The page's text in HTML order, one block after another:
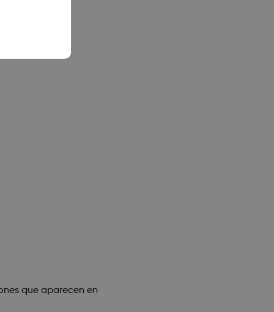
que aparecen en